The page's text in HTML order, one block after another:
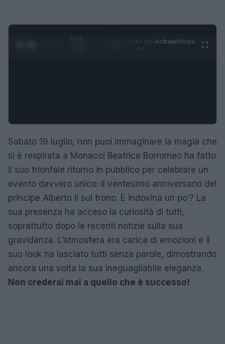
0:29 /
AdhubMedia
Sabato 19 luglio, non puoi immaginare la magia che
si è respirata a Monaco! Beatrice Borromeo ha fatto
il suo trionfale ritorno in pubblico per celebrare un
evento davvero unico: il ventesimo anniversario del
principe Alberto II sul trono. E indovina un po’? La
sua presenza ha acceso la curiosità di tutti,
soprattutto dopo le recenti notizie sulla sua
gravidanza. L’atmosfera era carica di emozioni e il
suo look ha lasciato tutti senza parole, dimostrando
ancora una volta la sua ineguagliabile eleganza.
Non crederai mai a quello che è successo!